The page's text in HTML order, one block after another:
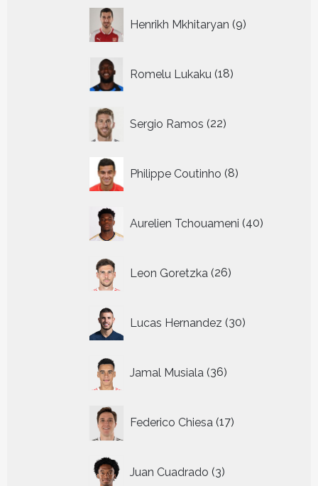
Henrikh Mkhitaryan 9
producten
Romelu Lukaku 18
producten
Sergio Ramos 22
producten
Philippe Coutinho 8
producten
Aurelien Tchouameni 40
producten
Leon Goretzka 26
producten
Lucas Hernandez 30
producten
Jamal Musiala 36
producten
Federico Chiesa 17
producten
Juan Cuadrado 3
producten